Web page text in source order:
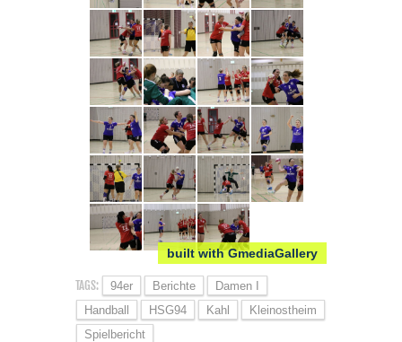
built with GmediaGallery
TAGS: 94er Berichte
Damen I
Handball
HSG94 Kahl
Kleinostheim
Spielbericht